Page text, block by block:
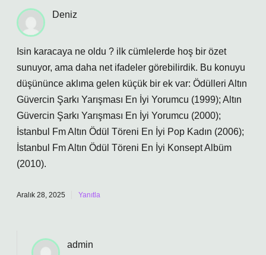
Deniz
Isin karacaya ne oldu ? ilk cümlelerde hoş bir özet
sunuyor, ama daha net ifadeler görebilirdik. Bu konuyu
düşününce aklıma gelen küçük bir ek var: Ödülleri Altın
Güvercin Şarkı Yarışması En İyi Yorumcu (1999); Altın
Güvercin Şarkı Yarışması En İyi Yorumcu (2000);
İstanbul Fm Altın Ödül Töreni En İyi Pop Kadın (2006);
İstanbul Fm Altın Ödül Töreni En İyi Konsept Albüm
(2010).
Aralık 28, 2025 Yanıtla
admin